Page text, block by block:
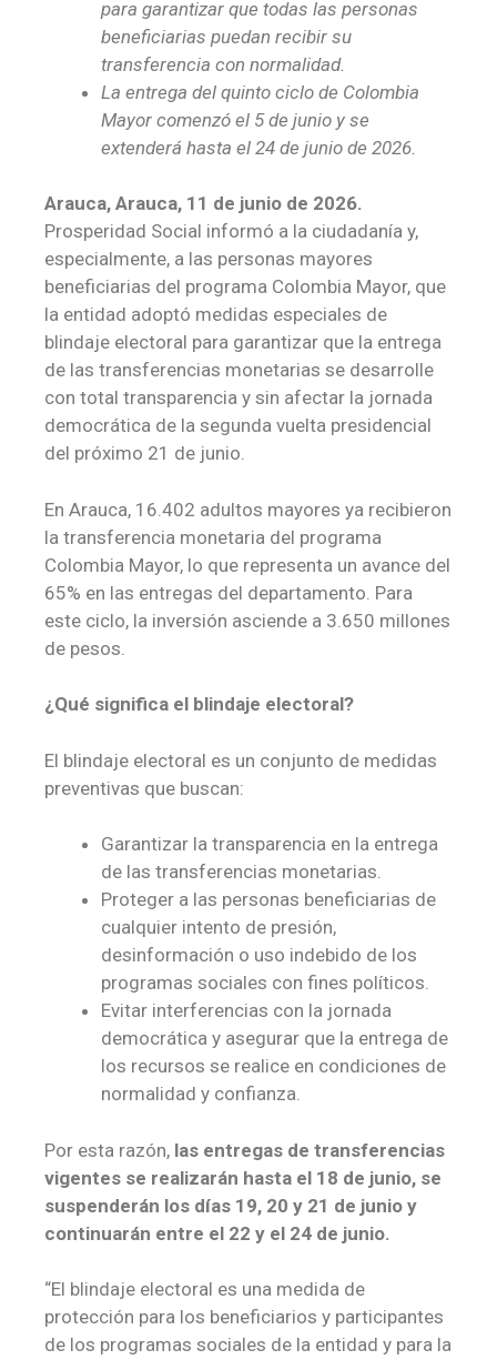
para garantizar que todas las personas
beneficiarias puedan recibir su
transferencia con normalidad.
La entrega del quinto ciclo de Colombia
Mayor comenzó el 5 de junio y se
extenderá hasta el 24 de junio de 2026.
Arauca, Arauca, 11 de junio de 2026.
Prosperidad Social informó a la ciudadanía y,
especialmente, a las personas mayores
beneficiarias del programa Colombia Mayor, que
la entidad adoptó medidas especiales de
blindaje electoral para garantizar que la entrega
de las transferencias monetarias se desarrolle
con total transparencia y sin afectar la jornada
democrática de la segunda vuelta presidencial
del próximo 21 de junio.
En Arauca, 16.402 adultos mayores ya recibieron
la transferencia monetaria del programa
Colombia Mayor, lo que representa un avance del
65% en las entregas del departamento. Para
este ciclo, la inversión asciende a 3.650 millones
de pesos.
¿Qué significa el blindaje electoral?
El blindaje electoral es un conjunto de medidas
preventivas que buscan:
Garantizar la transparencia en la entrega
de las transferencias monetarias.
Proteger a las personas beneficiarias de
cualquier intento de presión,
desinformación o uso indebido de los
programas sociales con fines políticos.
Evitar interferencias con la jornada
democrática y asegurar que la entrega de
los recursos se realice en condiciones de
normalidad y confianza.
Por esta razón, las entregas de transferencias
vigentes se realizarán hasta el 18 de junio, se
suspenderán los días 19, 20 y 21 de junio y
continuarán entre el 22 y el 24 de junio.
“El blindaje electoral es una medida de
protección para los beneficiarios y participantes
de los programas sociales de la entidad y para la